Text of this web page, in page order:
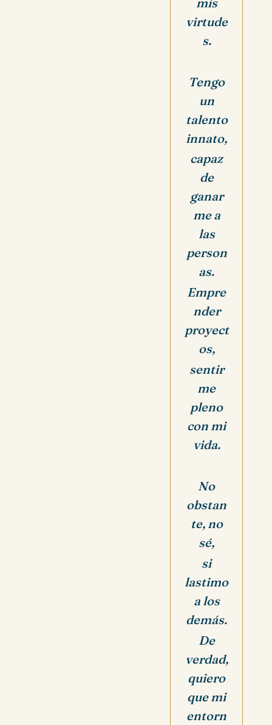
virtude
s.
Tengo
un
talento
innato,
capaz
de
ganar
me a
las
person
as.
Empre
nder
proyect
os,
sentir
me
pleno
con mi
vida.
No
obstan
te, no
sé,
si
lastimo
a los
demás.
De
verdad,
quiero
que mi
entorn